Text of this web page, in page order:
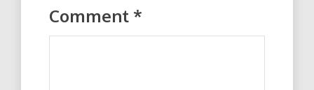
Comment *